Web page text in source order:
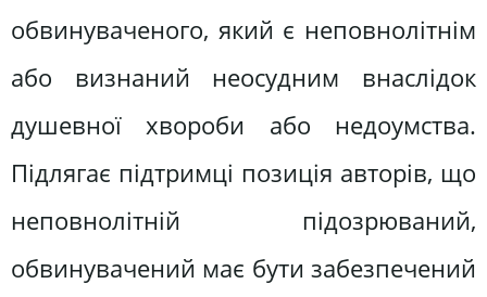
обвинуваченого, який є неповнолітнім
або визнаний неосудним внаслідок
душевної хвороби або недоумства.
Підлягає підтримці позиція авторів, що
неповнолітній підозрюваний,
обвинувачений має бути забезпечений